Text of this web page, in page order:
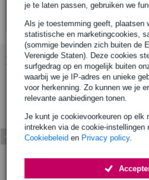
je te laten passen, gebruiken we
Als je toestemming geeft, plaatsen
statistische en marketingcookies,
(sommige bevinden zich buiten de
Verenigde Staten). Deze cookies
surfgedrag op en mogelijk buiten
waarbij we je IP-adres en unieke
voor herkenning. Zo kunnen we je
relevante aanbiedingen tonen.
Je kunt je cookievoorkeuren op elk
intrekken via de cookie-instellingen
Cookiebeleid en Privacy policy.
Bekijk ook eens (2)